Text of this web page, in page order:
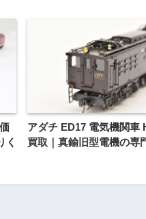
く
アダチ ED17 電気機関車
買取｜真鍮旧型電機の専